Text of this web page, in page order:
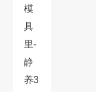
模
具
里-
静
养3